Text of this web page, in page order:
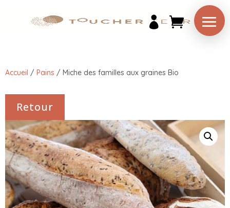

Accueil / Pains / Miche des familles aux graines Bio
Retour